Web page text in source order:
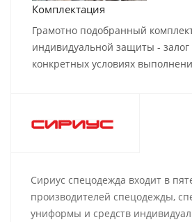
Комплектация
Грамотно подобранный
индивидуальной защиты - залог
конкретных условиях
Сириус спецодежда входит в
производителей спецодежды,
униформы и средств